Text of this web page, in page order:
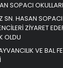
SOPACI
SN. HASAN
ZİYARET
OLDU
VE BAL